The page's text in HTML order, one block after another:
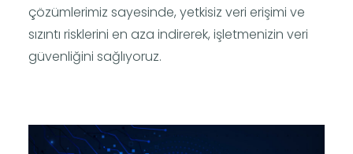
çözümlerimiz sayesinde, yetkisiz veri erişimi ve
sızıntı risklerini en aza indirerek, işletmenizin veri
güvenliğini sağlıyoruz.